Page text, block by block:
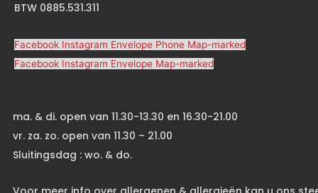
BTW 0885.531.311
Facebook Instagram Envelope Phone Map-marked
Facebook Instagram Envelope Map-marked
ma. & di. open van 11.30-13.30 en 16.30-21.00
vr. za. zo. open van 11.30 – 21.00
Sluitingsdag : wo. & do.